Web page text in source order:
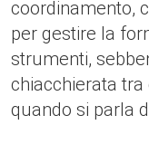
coordinamento,
per gestire la
strumenti,
chiacchierata
quando si parla